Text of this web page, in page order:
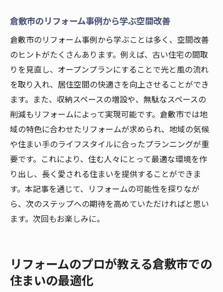
倉敷市のリフォーム事例から学ぶ空間改善
倉敷市のリフォーム事例から学ぶことは多く、空間改善
のヒントがたくさんあります。例えば、古い住宅の間取
りを見直し、オープンプランにすることで光と風の流れ
を取り入れ、居住空間の快適さを向上させることができ
ます。また、収納スペースの増設や、無駄なスペースの
削減もリフォームによって実現可能です。倉敷市では地
域の特色に合わせたリフォームが求められ、地域の気候
や住まい手のライフスタイルに合ったプランニングが重
要です。これにより、住む人々にとって最適な環境を作
り出し、長く愛される住まいを提供することができま
す。本記事を通じて、リフォームの可能性を探りなが
ら、次のステップへの期待を高めていただければと思い
ます。次回もお楽しみに。
リフォームのプロが教える倉敷市での
住まいの最適化